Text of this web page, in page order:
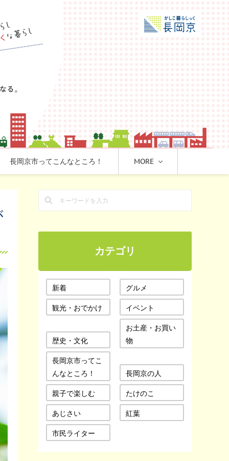
長岡京市ってこんなところ！ MORE
カテゴリ
新着
グルメ
観光・おでかけ
イベント
歴史・文化
お土産・お買い
物
長岡京市ってこ
んなところ！
長岡京の人
親子で楽しむ
たけのこ
あじさい
紅葉
市民ライター